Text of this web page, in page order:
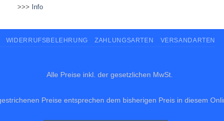
>>> Info
WIDERRUFSBELEHRUNG ZAHLUNGSARTEN VERSANDARTEN
Alle Preise inkl. der gesetzlichen MwSt.
Preise entsprechen dem bisherigen Preis in diesem